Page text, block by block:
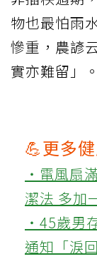
物也最怕雨
慘重，農諺
實亦難留」。
💪更多
‧電風扇
潔法 多加
‧45歲男
通知「淚